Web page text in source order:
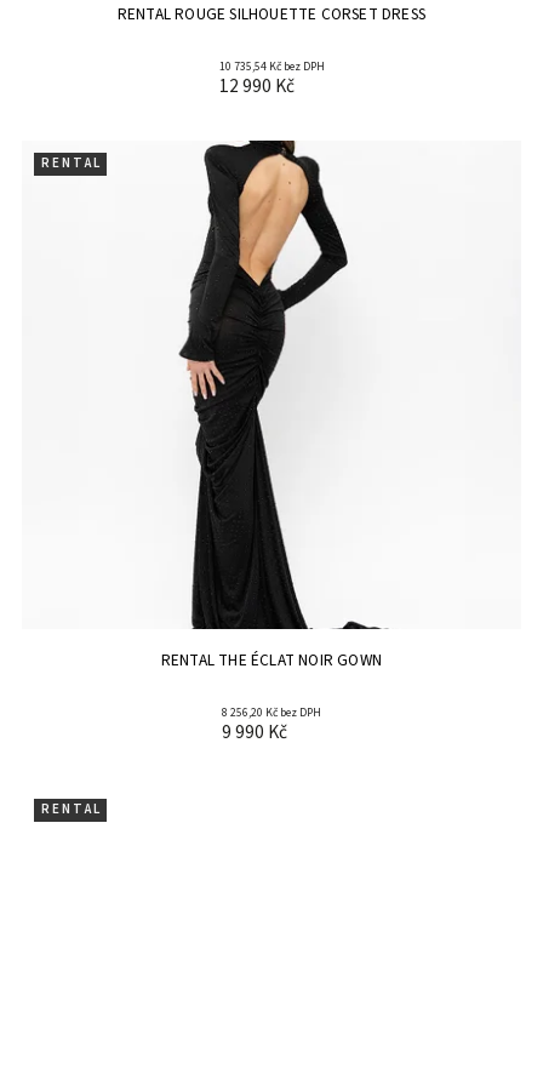
RENTAL ROUGE SILHOUETTE CORSET DRESS
10 735,54 Kč bez DPH
12 990 Kč
R E N T A L
RENTAL THE ÉCLAT NOIR GOWN
8 256,20 Kč bez DPH
9 990 Kč
R E N T A L